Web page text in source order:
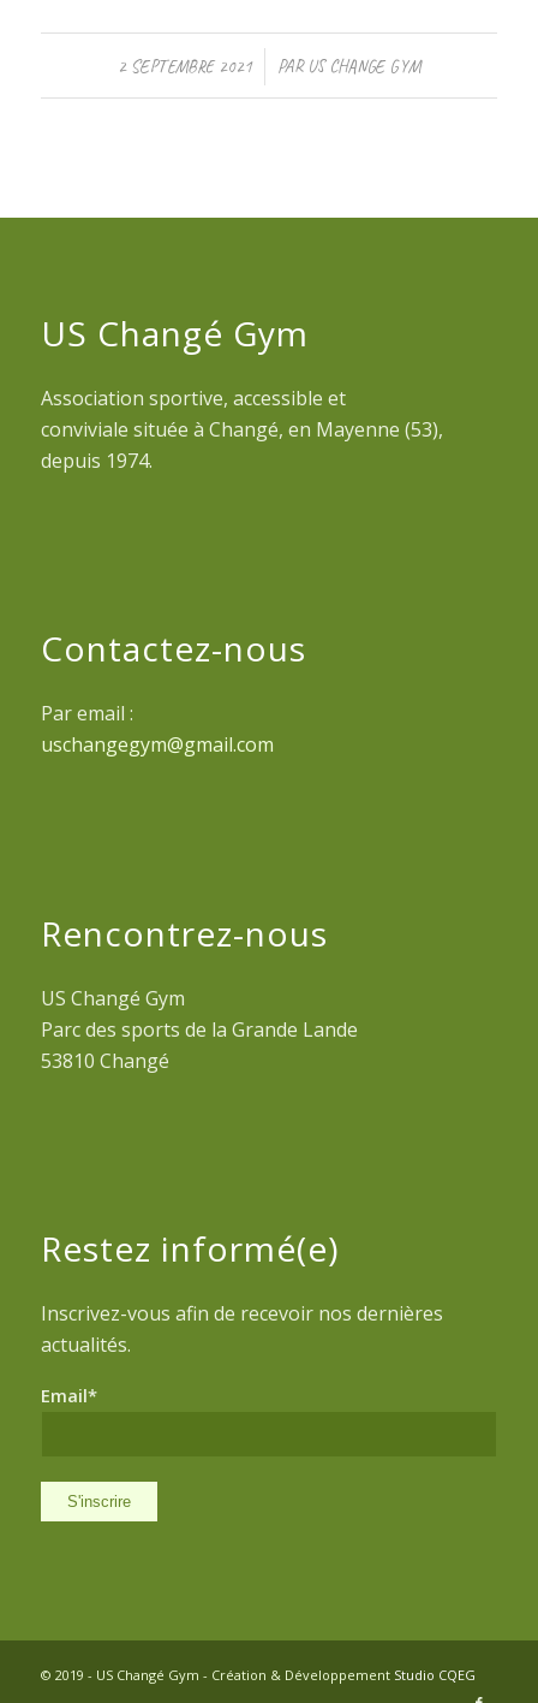
2 SEPTEMBRE 2021
/ PAR US CHANGE GYM
US Changé Gym
Association sportive, accessible et
conviviale située à Changé, en Mayenne (53),
depuis 1974.
Contactez-nous
Par email :
uschangegym@gmail.com
Rencontrez-nous
US Changé Gym
Parc des sports de la Grande Lande
53810 Changé
Restez informé(e)
Inscrivez-vous afin de recevoir nos dernières
actualités.
Email*
© 2019 - US Changé Gym - Création & Développement Studio CQEG